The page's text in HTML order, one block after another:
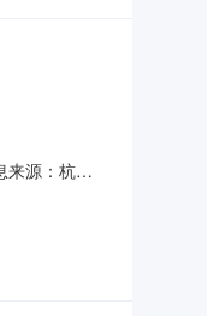
来源：杭州